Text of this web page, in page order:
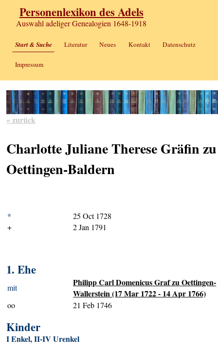
Personenlexikon des Adels
Auswahl adeliger Genealogien 1648-1918
Start & Suche Literatur Neues Kontakt Datenschutz
Impressum
« zurück
Charlotte Juliane Therese Gräfin zu
Oettingen-Baldern
*
25 Oct 1728
+
2 Jan 1791
1. Ehe
mit
Philipp Carl Domenicus Graf zu Oettingen-
Wallerstein (17 Mar 1722 - 14 Apr 1766)
oo 21 Feb 1746
Kinder
I Enkel, II-IV Urenkel